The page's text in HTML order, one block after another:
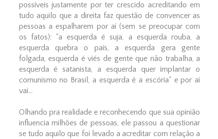
possíveis justamente por ter crescido acreditando em
tudo aquilo que a direita faz questão de convencer as
pessoas a espalharem por aí (sem se preocupar com
os fatos): "a esquerda é suja, a esquerda rouba, a
esquerda quebra o país, a esquerda gera gente
folgada, esquerda é viés de gente que não trabalha, a
esquerda é satanista, a esquerda quer implantar o
comunismo no Brasil, a esquerda é a escória" e por aí
vai...
Olhando pra realidade e reconhecendo que sua opinião
influencia milhões de pessoas, ele passou a questionar
se tudo aquilo que foi levado a acreditar com relação a